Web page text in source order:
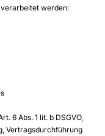
werden:
6 Abs. 1 lit. b DSGVO,
Vertragsdurchführung